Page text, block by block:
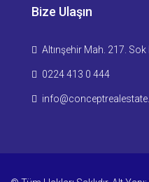
Bize Ulaşın
Altınşehir Mah. 217.
0224 413 0 444